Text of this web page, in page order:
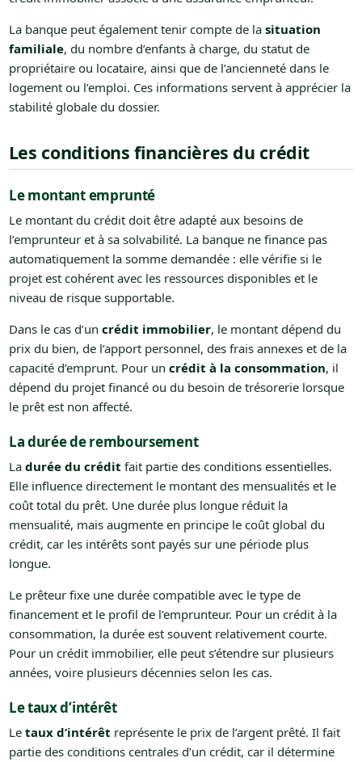
La banque peut également tenir compte de la situation
familiale, du nombre d’enfants à charge, du statut de
propriétaire ou locataire, ainsi que de l’ancienneté dans le
logement ou l’emploi. Ces informations servent à apprécier la
stabilité globale du dossier.
Les conditions financières du crédit
Le montant emprunté
Le montant du crédit doit être adapté aux besoins de
l’emprunteur et à sa solvabilité. La banque ne finance pas
automatiquement la somme demandée : elle vérifie si le
projet est cohérent avec les ressources disponibles et le
niveau de risque supportable.
Dans le cas d’un crédit immobilier, le montant dépend du
prix du bien, de l’apport personnel, des frais annexes et de la
capacité d’emprunt. Pour un crédit à la consommation, il
dépend du projet financé ou du besoin de trésorerie lorsque
le prêt est non affecté.
La durée de remboursement
La durée du crédit fait partie des conditions essentielles.
Elle influence directement le montant des mensualités et le
coût total du prêt. Une durée plus longue réduit la
mensualité, mais augmente en principe le coût global du
crédit, car les intérêts sont payés sur une période plus
longue.
Le prêteur fixe une durée compatible avec le type de
financement et le profil de l’emprunteur. Pour un crédit à la
consommation, la durée est souvent relativement courte.
Pour un crédit immobilier, elle peut s’étendre sur plusieurs
années, voire plusieurs décennies selon les cas.
Le taux d’intérêt
Le taux d’intérêt représente le prix de l’argent prêté. Il fait
partie des conditions centrales d’un crédit, car il détermine